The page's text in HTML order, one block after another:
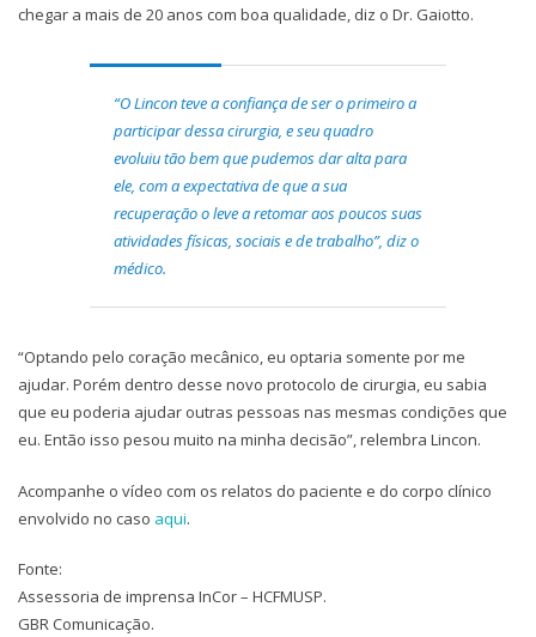
chegar a mais de 20 anos com boa qualidade, diz o Dr. Gaiotto.
“O Lincon teve a confiança de ser o primeiro a
participar dessa cirurgia, e seu quadro
evoluiu tão bem que pudemos dar alta para
ele, com a expectativa de que a sua
recuperação o leve a retomar aos poucos suas
atividades físicas, sociais e de trabalho”, diz o
médico.
“Optando pelo coração mecânico, eu optaria somente por me
ajudar. Porém dentro desse novo protocolo de cirurgia, eu sabia
que eu poderia ajudar outras pessoas nas mesmas condições que
eu. Então isso pesou muito na minha decisão”, relembra Lincon.
Acompanhe o vídeo com os relatos do paciente e do corpo clínico
envolvido no caso aqui.
Fonte:
Assessoria de imprensa InCor – HCFMUSP.
GBR Comunicação.